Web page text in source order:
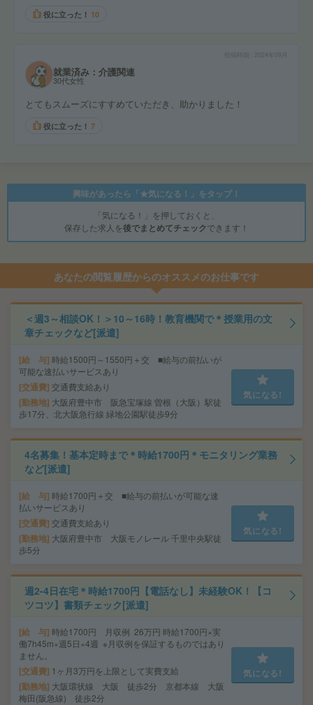
役に立った！ 10
2024年09月
就業済み：介護関連
30代女性
とてもスムーズにすすめていただき、助かりました！
役に立った！ 7
興味があったら「★気になる！」をタップ！
「気になる！」を押しておくと、
保存した求人を後でまとめてチェックできます！
あなたの閲覧履歴からのオススメのお仕事です
＜週3～相談OK！＞10～16時！教育機関で＊授業用の文
章チェックなど[派遣]
給 与 時給1500円～1550円＋交 ■給与の前払いが
可能な速払いサービスあり
交通費 交通費支給あり
勤務地 大阪府豊中市 阪急宝塚線 曽根（大阪）駅徒
歩17分、北大阪急行線 緑地公園駅徒歩9分
気になる!
4名募集！基本定時まで＊時給1700円＊モニタリング業務
など[派遣]
給 与 時給1700円＋交 ■給与の前払いが可能な速
払いサービスあり
交通費 交通費支給あり
勤務地 大阪府豊中市 大阪モノレール 千里中央駅徒
歩5分
気になる!
週2-4日在宅＊時給1700円【電話なし】未経験OK！【コ
ツコツ】書類チェック[派遣]
給 与 時給1700円 月収例 26万円 時給1700円×実
働7h45m×週5日×4週 ※月収例を保証するものではあり
ません。
交通費 1ヶ月3万円を上限として実費支給
勤務地 大阪環状線 大阪 徒歩2分 京都本線 大阪
梅田(阪急線) 徒歩2分
気になる!